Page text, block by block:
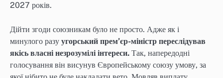
2027 років.
Дійти згоди союзникам було не просто. Адже як і
минулого разу угорський прем’єр-міністр переслідував
якісь власні незрозумілі інтереси. Так, напередодні
голосування він висунув Європейському союзу умову, за